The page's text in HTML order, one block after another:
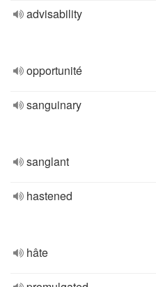
advisability
opportunité
sanguinary
sanglant
hastened
hâte